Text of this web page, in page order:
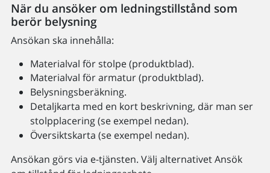
När du ansöker om ledningstillstånd som
berör belysning
Ansökan ska innehålla:
Materialval för stolpe (produktblad).
Materialval för armatur (produktblad).
Belysningsberäkning.
Detaljkarta med en kort beskrivning, där man ser
stolpplacering (se exempel nedan).
Översiktskarta (se exempel nedan).
Ansökan görs via e-tjänsten. Välj alternativet Ansök